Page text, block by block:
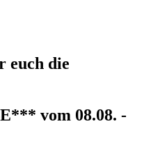
euch die
vom 08.08. -